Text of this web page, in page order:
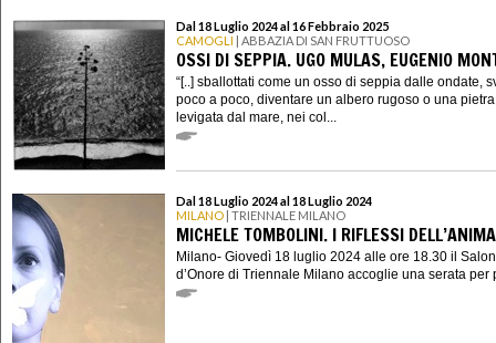
Dal 18 Luglio 2024 al 16 Febbraio 2025
CAMOGLI | ABBAZIA DI SAN FRUTTUOSO
OSSI DI SEPPIA. UGO MULAS, EUGENIO
“[..] sballottati come un osso di seppia dalle ondate,
poco a poco, diventare un albero rugoso o una pietra
levigata dal mare, nei col...
Dal 18 Luglio 2024 al 18 Luglio 2024
MILANO | TRIENNALE MILANO
MICHELE TOMBOLINI. I RIFLESSI DELL’ANIMA
Milano- Giovedì 18 luglio 2024 alle ore 18.30 il
d’Onore di Triennale Milano accoglie una serata per